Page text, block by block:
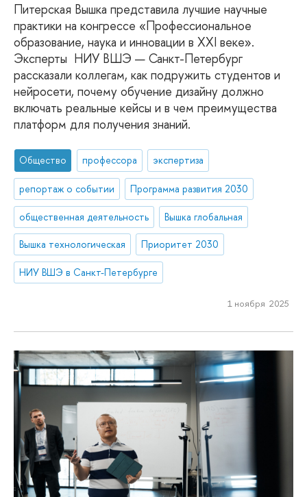
Питерская Вышка представила лучшие научные
практики на конгрессе «Профессиональное
образование, наука и инновации в XXI веке».
Эксперты НИУ ВШЭ — Санкт-Петербург
рассказали коллегам, как подружить студентов и
нейросети, почему обучение дизайну должно
включать реальные кейсы и в чем преимущества
платформ для получения знаний.
Общество профессора экспертиза
репортаж о событии Программа развития 2030
общественная деятельность Вышка глобальная
Вышка технологическая Приоритет 2030
НИУ ВШЭ в Санкт-Петербурге
1 ноября 2025